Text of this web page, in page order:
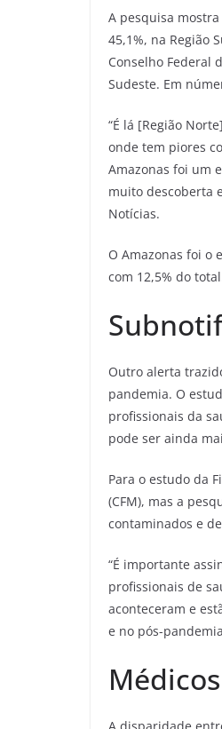
A pesquisa
45,1%, na Região
Conselho Federal
Sudeste. Em
“É lá [Região
onde tem piores
Amazonas foi um
muito descoberta
Notícias.
O Amazonas foi o
com 12,5% do
Outro alerta
pandemia. O
profissionais da
pode ser ainda
Para o estudo da
(CFM), mas a
contaminados e
“É importante
profissionais de
aconteceram e
e no pós-